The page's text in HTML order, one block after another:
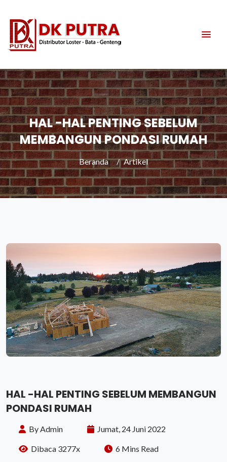
HAL -HAL PENTING SEBELUM
MEMBANGUN PONDASI RUMAH
Beranda Artikel
HAL -HAL PENTING SEBELUM MEMBANGUN
PONDASI RUMAH
By Admin Jumat, 24 Juni 2022
Dibaca 3277x 6 Mins Read